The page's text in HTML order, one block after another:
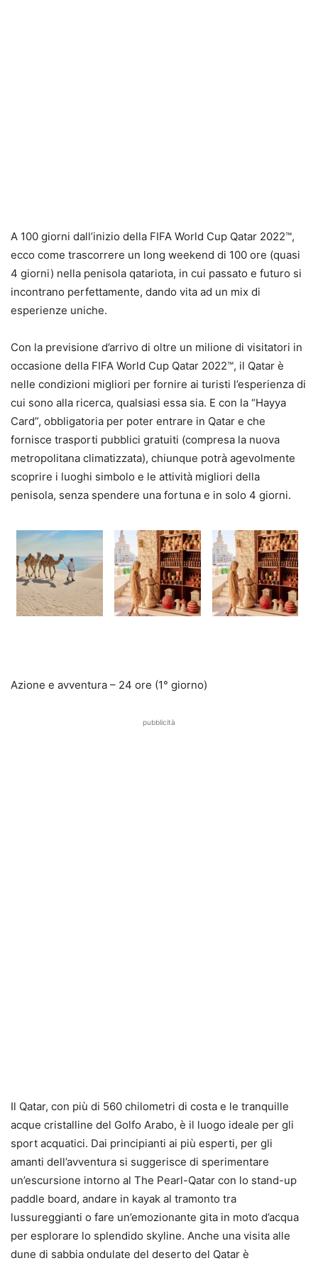
A 100 giorni dall’inizio della FIFA World Cup Qatar 2022™,
ecco come trascorrere un long weekend di 100 ore (quasi
4 giorni) nella penisola qatariota, in cui passato e futuro si
incontrano perfettamente, dando vita ad un mix di
esperienze uniche.
Con la previsione d’arrivo di oltre un milione di visitatori in
occasione della FIFA World Cup Qatar 2022™, il Qatar è
nelle condizioni migliori per fornire ai turisti l’esperienza di
cui sono alla ricerca, qualsiasi essa sia. E con la “Hayya
Card”, obbligatoria per poter entrare in Qatar e che
fornisce trasporti pubblici gratuiti (compresa la nuova
metropolitana climatizzata), chiunque potrà agevolmente
scoprire i luoghi simbolo e le attività migliori della
penisola, senza spendere una fortuna e in solo 4 giorni.
Azione e avventura – 24 ore (1° giorno)
pubblicità
Il Qatar, con più di 560 chilometri di costa e le tranquille
acque cristalline del Golfo Arabo, è il luogo ideale per gli
sport acquatici. Dai principianti ai più esperti, per gli
amanti dell’avventura si suggerisce di sperimentare
un’escursione intorno al The Pearl-Qatar con lo stand-up
paddle board, andare in kayak al tramonto tra
lussureggianti o fare un’emozionante gita in moto d’acqua
per esplorare lo splendido skyline. Anche una visita alle
dune di sabbia ondulate del deserto del Qatar è